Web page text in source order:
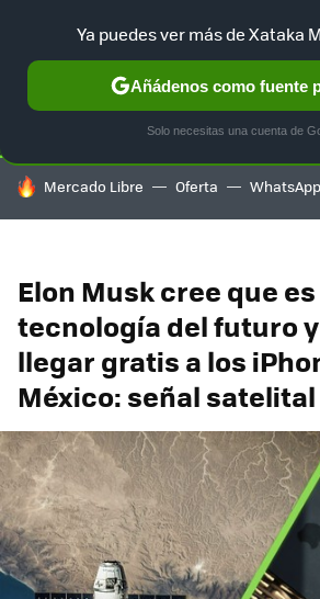
SELECCIÓN GAMING HOME
HOY SE HABLA DE
Mercado Libre Oferta WhatsApp
Elon Musk cree que
tecnología del futuro
llegar gratis a los
México: señal satelital
Ya puedes ver más de Xataka
Añádenos como fuente
Solo necesitas una cuenta de